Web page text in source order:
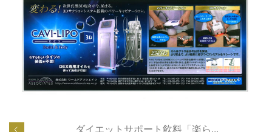
ダイエットサポート飲料「楽ら...